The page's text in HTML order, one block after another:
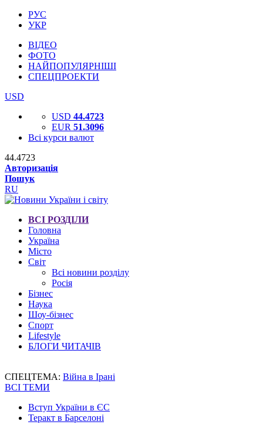
РУС
УКР
ВІДЕО
ФОТО
НАЙПОПУЛЯРНІШІ
СПЕЦПРОЕКТИ
USD
USD 44.4723
EUR 51.3096
Всі курси валют
44.4723
Авторизація
Пошук
RU
ВСІ РОЗДІЛИ
Головна
Україна
Місто
Світ
Всі новини розділу
Росія
Бізнес
Наука
Шоу-бізнес
Спорт
Lifestyle
БЛОГИ ЧИТАЧІВ
СПЕЦТЕМА: Війна в Ірані
ВСІ ТЕМИ
Вступ України в ЄС
Теракт в Барселоні